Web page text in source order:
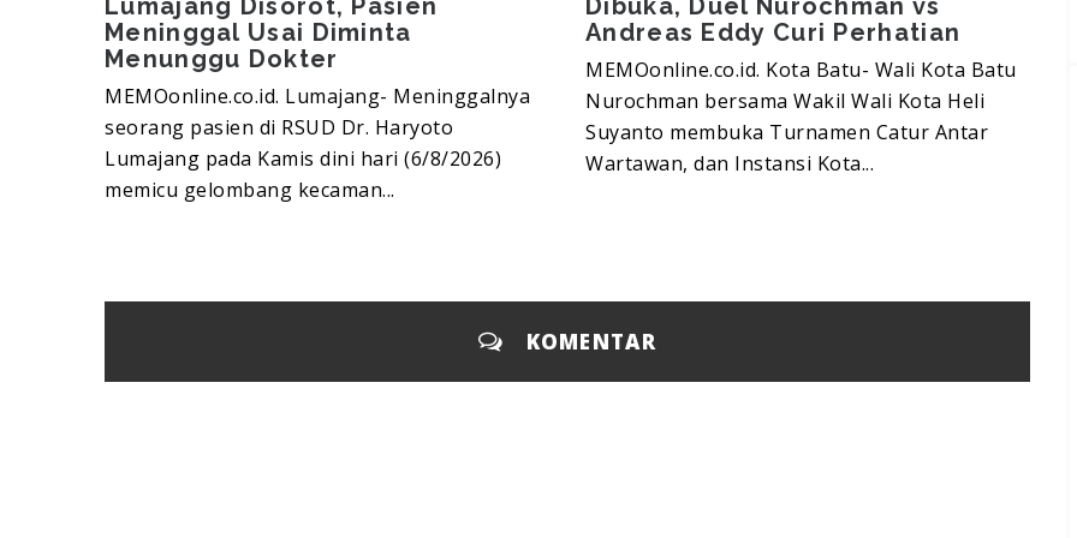
Meninggal Usai Diminta
Menunggu Dokter
MEMOonline.co.id. Lumajang-‎ Meninggalnya
seorang pasien di RSUD Dr. Haryoto
Lumajang pada Kamis dini hari (6/8/2026)
memicu gelombang kecaman...
Andreas Eddy Curi Perhatian
MEMOonline.co.id. Kota Batu- Wali Kota Batu
Nurochman bersama Wakil Wali Kota Heli
Suyanto membuka Turnamen Catur Antar
Wartawan, dan Instansi Kota...
KOMENTAR